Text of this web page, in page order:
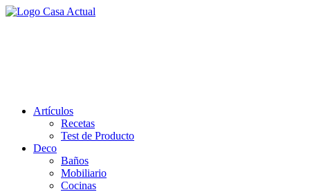
Saltar
Artículos
Recetas
Test de Producto
Deco
Baños
Mobiliario
Cocinas